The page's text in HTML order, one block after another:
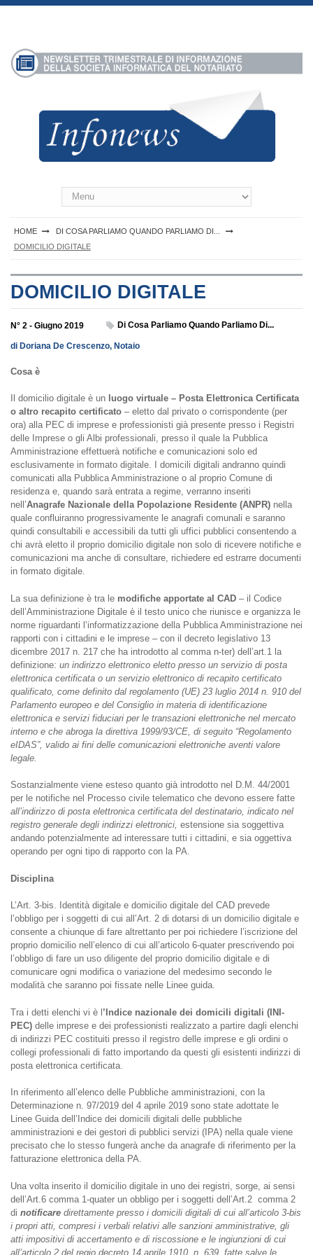
HOME
DI COSA PARLIAMO QUANDO PARLIAMO DI...
DOMICILIO DIGITALE
DOMICILIO DIGITALE
N° 2 - Giugno 2019 Di Cosa Parliamo Quando Parliamo Di...
di Doriana De Crescenzo, Notaio
Cosa è
Il domicilio digitale è un luogo virtuale – Posta Elettronica Certificata
o altro recapito certificato – eletto dal privato o corrispondente (per
ora) alla PEC di imprese e professionisti già presente presso i Registri
delle Imprese o gli Albi professionali, presso il quale la Pubblica
Amministrazione effettuerà notifiche e comunicazioni solo ed
esclusivamente in formato digitale. I domicili digitali andranno quindi
comunicati alla Pubblica Amministrazione o al proprio Comune di
residenza e, quando sarà entrata a regime, verranno inseriti
nell’Anagrafe Nazionale della Popolazione Residente (ANPR) nella
quale confluiranno progressivamente le anagrafi comunali e saranno
quindi consultabili e accessibili da tutti gli uffici pubblici consentendo a
chi avrà eletto il proprio domicilio digitale non solo di ricevere notifiche e
comunicazioni ma anche di consultare, richiedere ed estrarre documenti
in formato digitale.
La sua definizione è tra le modifiche apportate al CAD – il Codice
dell’Amministrazione Digitale è il testo unico che riunisce e organizza le
norme riguardanti l’informatizzazione della Pubblica Amministrazione nei
rapporti con i cittadini e le imprese – con il decreto legislativo 13
dicembre 2017 n. 217 che ha introdotto al comma n-ter) dell’art.1 la
definizione: un indirizzo elettronico eletto presso un servizio di posta
elettronica certificata o un servizio elettronico di recapito certificato
qualificato, come definito dal regolamento (UE) 23 luglio 2014 n. 910 del
Parlamento europeo e del Consiglio in materia di identificazione
elettronica e servizi fiduciari per le transazioni elettroniche nel mercato
interno e che abroga la direttiva 1999/93/CE, di seguito “Regolamento
eIDAS”, valido ai fini delle comunicazioni elettroniche aventi valore
legale.
Sostanzialmente viene esteso quanto già introdotto nel D.M. 44/2001
per le notifiche nel Processo civile telematico che devono essere fatte
all’indirizzo di posta elettronica certificata del destinatario, indicato nel
registro generale degli indirizzi elettronici, estensione sia soggettiva
andando potenzialmente ad interessare tutti i cittadini, e sia oggettiva
operando per ogni tipo di rapporto con la PA.
Disciplina
L’Art. 3-bis. Identità digitale e domicilio digitale del CAD prevede
l’obbligo per i soggetti di cui all’Art. 2 di dotarsi di un domicilio digitale e
consente a chiunque di fare altrettanto per poi richiedere l’iscrizione del
proprio domicilio nell’elenco di cui all’articolo 6-quater prescrivendo poi
l’obbligo di fare un uso diligente del proprio domicilio digitale e di
comunicare ogni modifica o variazione del medesimo secondo le
modalità che saranno poi fissate nelle Linee guida.
Tra i detti elenchi vi è l ’Indice nazionale dei domicili digitali (INI-
PEC) delle imprese e dei professionisti realizzato a partire dagli elenchi
di indirizzi PEC costituiti presso il registro delle imprese e gli ordini o
collegi professionali di fatto importando da questi gli esistenti indirizzi di
posta elettronica certificata.
In riferimento all’elenco delle Pubbliche amministrazioni, con la
Determinazione n. 97/2019 del 4 aprile 2019 sono state adottate le
Linee Guida dell’Indice dei domicili digitali delle pubbliche
amministrazioni e dei gestori di pubblici servizi (IPA) nella quale viene
precisato che lo stesso fungerà anche da anagrafe di riferimento per la
fatturazione elettronica della PA.
Una volta inserito il domicilio digitale in uno dei registri, sorge, ai sensi
dell’Art.6 comma 1-quater un obbligo per i soggetti dell’Art.2 comma 2
di notificare direttamente presso i domicili digitali di cui all’articolo 3-bis
i propri atti, compresi i verbali relativi alle sanzioni amministrative, gli
atti impositivi di accertamento e di riscossione e le ingiunzioni di cui
all’articolo 2 del regio decreto 14 aprile 1910, n. 639, fatte salve le